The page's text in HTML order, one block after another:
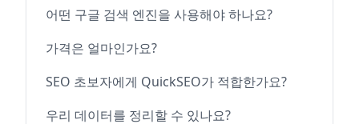
어떤 구글 검색 엔진을 사용해야 하나요?
가격은 얼마인가요?
SEO 초보자에게 QuickSEO가 적합한가요?
우리 데이터를 정리할 수 있나요?